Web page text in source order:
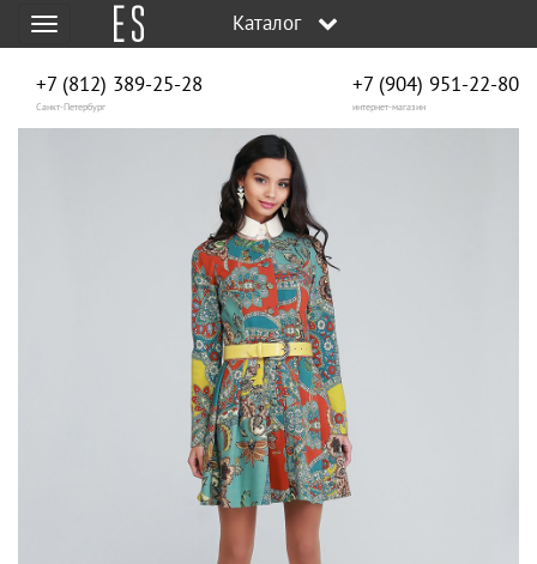
Меню Каталог
+7 (812) 389-25-28
Санкт-Петербург
+7 (904) 951‑22‑80
интернет-магазин